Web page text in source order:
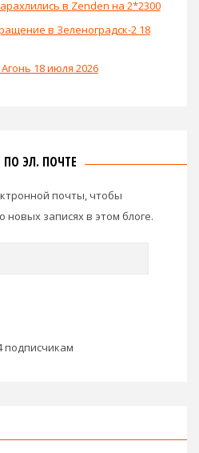
в Zenden на 2*2300
в Зеленоградск-2 18
18 июля 2026
ЭЛ. ПОЧТЕ
почты, чтобы
новых записях в этом блоге.
подписчикам